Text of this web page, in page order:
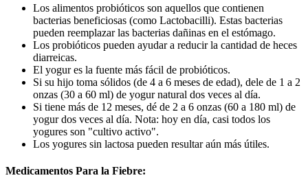
Los alimentos probióticos son aquellos que contienen
bacterias beneficiosas (como Lactobacilli). Estas bacterias
pueden reemplazar las bacterias dañinas en el estómago.
Los probióticos pueden ayudar a reducir la cantidad de heces
diarreicas.
El yogur es la fuente más fácil de probióticos.
Si su hijo toma sólidos (de 4 a 6 meses de edad), dele de 1 a 2
onzas (30 a 60 ml) de yogur natural dos veces al día.
Si tiene más de 12 meses, dé de 2 a 6 onzas (60 a 180 ml) de
yogur dos veces al día. Nota: hoy en día, casi todos los
yogures son "cultivo activo".
Los yogures sin lactosa pueden resultar aún más útiles.
Medicamentos Para la Fiebre: